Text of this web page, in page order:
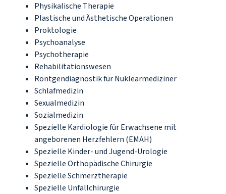
Physikalische Therapie
Plastische und Ästhetische Operationen
Proktologie
Psychoanalyse
Psychotherapie
Rehabilitationswesen
Röntgendiagnostik für Nuklearmediziner
Schlafmedizin
Sexualmedizin
Sozialmedizin
Spezielle Kardiologie für Erwachsene mit
angeborenen Herzfehlern (EMAH)
Spezielle Kinder- und Jugend-Urologie
Spezielle Orthopädische Chirurgie
Spezielle Schmerztherapie
Spezielle Unfallchirurgie